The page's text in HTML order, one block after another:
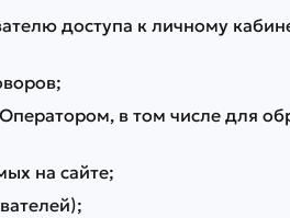
доступа к личному
в том числе для
на сайте;